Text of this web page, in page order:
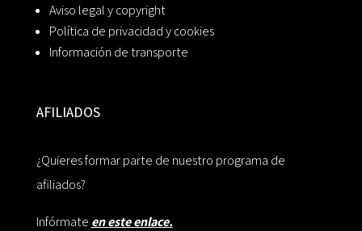
Aviso legal y copyright
Política de privacidad y cookies
Información de transporte
AFILIADOS
¿Quieres formar parte de nuestro programa de
afiliados?
Infórmate en este enlace.